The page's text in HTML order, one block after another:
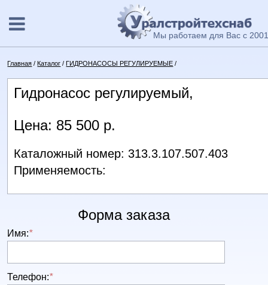
Мы работаем для Вас с
Главная /Каталог /ГИДРОНАСОСЫ РЕГУЛИРУЕМЫЕ /
Гидронасос регулируемый,
Цена: 85 500 р.
Каталожный номер: 313.3.107.507.403
Применяемость:
Форма заказа
Имя:*
Телефон:*